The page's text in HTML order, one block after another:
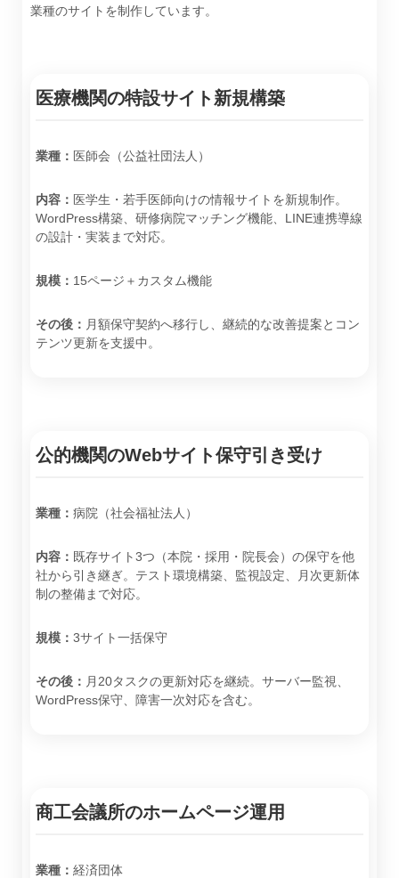
業種のサイトを制作しています。
医療機関の特設サイト新規構築
業種： 医師会（公益社団法人）
内容： 医学生・若手医師向けの情報サイトを新規制作。
WordPress構築、研修病院マッチング機能、LINE連携導線
の設計・実装まで対応。
規模： 15ページ＋カスタム機能
その後： 月額保守契約へ移行し、継続的な改善提案とコン
テンツ更新を支援中。
公的機関のWebサイト保守引き受け
業種： 病院（社会福祉法人）
内容： 既存サイト3つ（本院・採用・院長会）の保守を他
社から引き継ぎ。テスト環境構築、監視設定、月次更新体
制の整備まで対応。
規模： 3サイト一括保守
その後： 月20タスクの更新対応を継続。サーバー監視、
WordPress保守、障害一次対応を含む。
商工会議所のホームページ運用
業種： 経済団体